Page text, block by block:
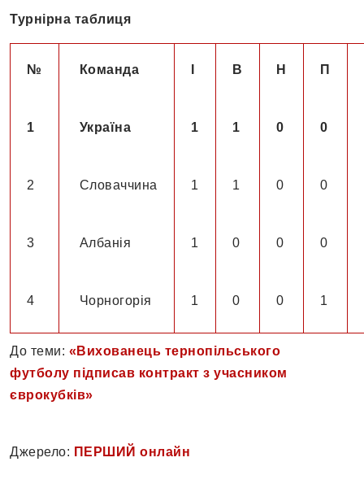
Турнірна таблиця
№ Команда В Н П
1 Україна 1 1 0 0
2 Словаччина 1 1 0 0
3 Албанія 1 0 0 0
4 Чорногорія 1 0 0 1
До теми: «Вихованець тернопільського
футболу підписав контракт з учасником
єврокубків»
Джерело: ПЕРШИЙ онлайн